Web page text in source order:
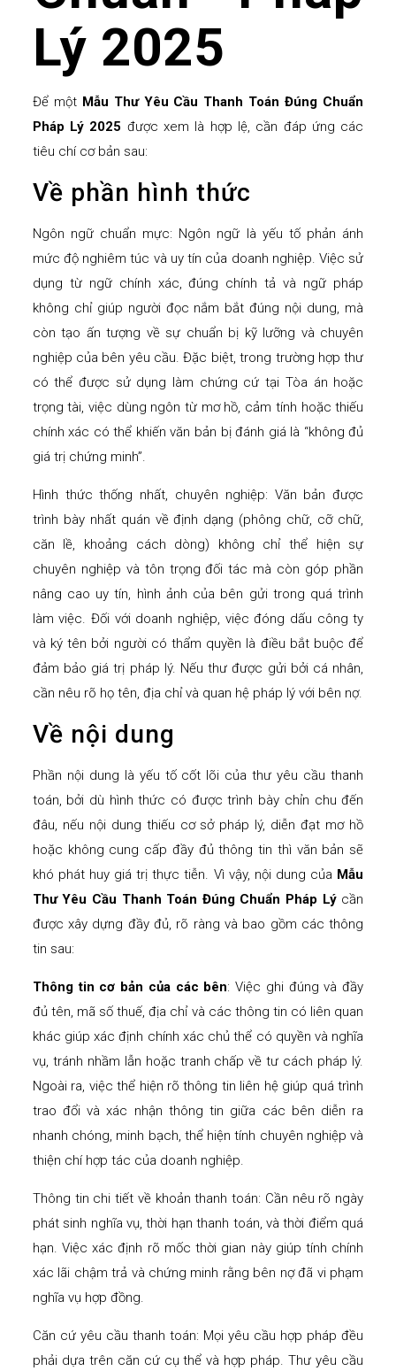
Lý 2025
Để một Mẫu Thư Yêu Cầu Thanh Toán Đúng Chuẩn
Pháp Lý 2025 được xem là hợp lệ, cần đáp ứng các
tiêu chí cơ bản sau:
Về phần hình thức
Ngôn ngữ chuẩn mực: Ngôn ngữ là yếu tố phản ánh
mức độ nghiêm túc và uy tín của doanh nghiệp. Việc sử
dụng từ ngữ chính xác, đúng chính tả và ngữ pháp
không chỉ giúp người đọc nắm bắt đúng nội dung, mà
còn tạo ấn tượng về sự chuẩn bị kỹ lưỡng và chuyên
nghiệp của bên yêu cầu. Đặc biệt, trong trường hợp thư
có thể được sử dụng làm chứng cứ tại Tòa án hoặc
trọng tài, việc dùng ngôn từ mơ hồ, cảm tính hoặc thiếu
chính xác có thể khiến văn bản bị đánh giá là “không đủ
giá trị chứng minh”.
Hình thức thống nhất, chuyên nghiệp: Văn bản được
trình bày nhất quán về định dạng (phông chữ, cỡ chữ,
căn lề, khoảng cách dòng) không chỉ thể hiện sự
chuyên nghiệp và tôn trọng đối tác mà còn góp phần
nâng cao uy tín, hình ảnh của bên gửi trong quá trình
làm việc. Đối với doanh nghiệp, việc đóng dấu công ty
và ký tên bởi người có thẩm quyền là điều bắt buộc để
đảm bảo giá trị pháp lý. Nếu thư được gửi bởi cá nhân,
cần nêu rõ họ tên, địa chỉ và quan hệ pháp lý với bên nợ.
Về nội dung
Phần nội dung là yếu tố cốt lõi của thư yêu cầu thanh
toán, bởi dù hình thức có được trình bày chỉn chu đến
đâu, nếu nội dung thiếu cơ sở pháp lý, diễn đạt mơ hồ
hoặc không cung cấp đầy đủ thông tin thì văn bản sẽ
khó phát huy giá trị thực tiễn. Vì vậy, nội dung của Mẫu
Thư Yêu Cầu Thanh Toán Đúng Chuẩn Pháp Lýcần
được xây dựng đầy đủ, rõ ràng và bao gồm các thông
tin sau:
Thông tin cơ bản của các bên: Việc ghi đúng và đầy
đủ tên, mã số thuế, địa chỉ và các thông tin có liên quan
khác giúp xác định chính xác chủ thể có quyền và nghĩa
vụ, tránh nhầm lẫn hoặc tranh chấp về tư cách pháp lý.
Ngoài ra, việc thể hiện rõ thông tin liên hệ giúp quá trình
trao đổi và xác nhận thông tin giữa các bên diễn ra
nhanh chóng, minh bạch, thể hiện tính chuyên nghiệp và
thiện chí hợp tác của doanh nghiệp.
Thông tin chi tiết về khoản thanh toán: Cần nêu rõ ngày
phát sinh nghĩa vụ, thời hạn thanh toán, và thời điểm quá
hạn. Việc xác định rõ mốc thời gian này giúp tính chính
xác lãi chậm trả và chứng minh rằng bên nợ đã vi phạm
nghĩa vụ hợp đồng.
Căn cứ yêu cầu thanh toán: Mọi yêu cầu hợp pháp đều
phải dựa trên căn cứ cụ thể và hợp pháp. Thư yêu cầu